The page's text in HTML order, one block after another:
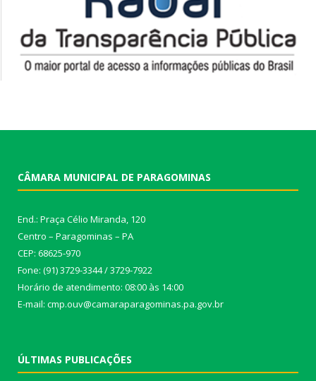
CÂMARA MUNICIPAL DE PARAGOMINAS
End.: Praça Célio Miranda, 120
Centro – Paragominas – PA
CEP: 68625-970
Fone: (91) 3729-3344 / 3729-7922
Horário de atendimento: 08:00 às 14:00
E-mail: cmp.ouv@camaraparagominas.pa.gov.br
ÚLTIMAS PUBLICAÇÕES